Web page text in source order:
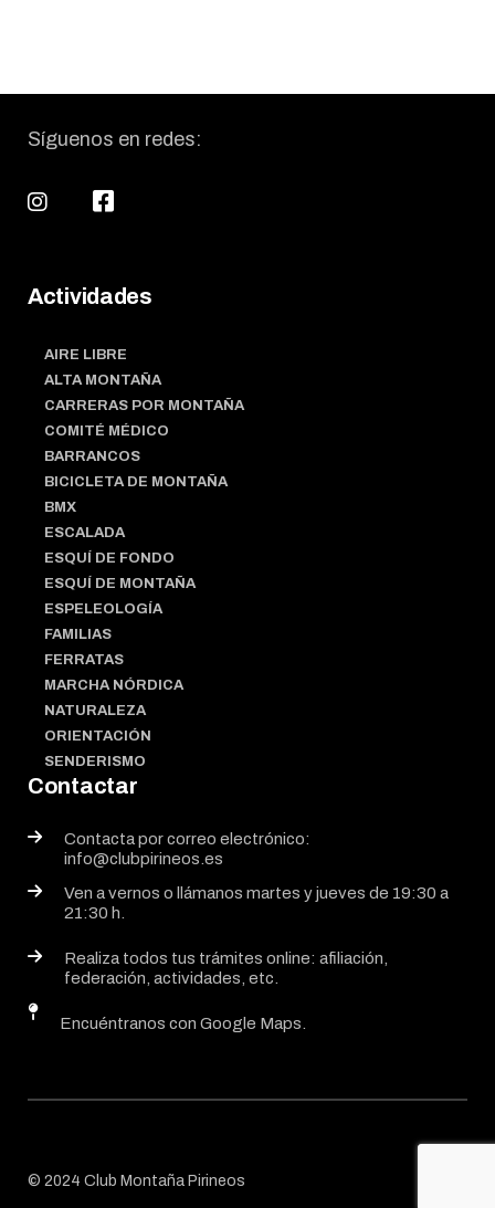
Síguenos en redes:
Actividades
AIRE LIBRE
ALTA MONTAÑA
CARRERAS POR MONTAÑA
COMITÉ MÉDICO
BARRANCOS
BICICLETA DE MONTAÑA
BMX
ESCALADA
ESQUÍ DE FONDO
ESQUÍ DE MONTAÑA
ESPELEOLOGÍA
FAMILIAS
FERRATAS
MARCHA NÓRDICA
NATURALEZA
ORIENTACIÓN
SENDERISMO
Contactar
Contacta por correo electrónico:
info@clubpirineos.es
Ven a vernos o llámanos martes y jueves de 19:30 a
21:30 h.
Realiza todos tus trámites online: afiliación,
federación, actividades, etc.
Encuéntranos con Google Maps.
© 2024 Club Montaña Pirineos